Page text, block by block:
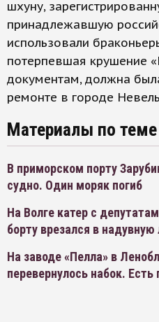
шхуну,
принадлежавшую
использовали
потерпевшая крушение
документам, должна
ремонте в городе
Материалы по теме
В приморском порту
судно. Один моряк погиб
На Волге катер с
борту врезался в надувную
На заводе «Пелла» в
перевернулось набок.